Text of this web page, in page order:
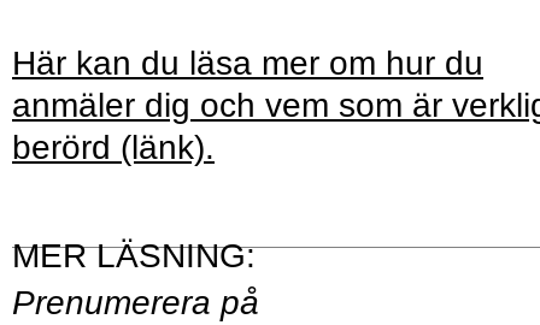
Här kan du läsa mer om hur du
anmäler dig och vem som är
berörd (länk).
Prenumerera på